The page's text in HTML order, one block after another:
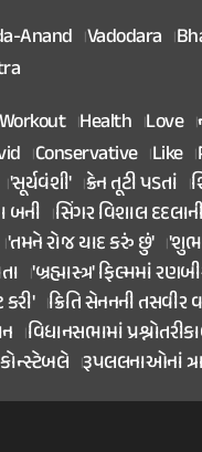
Anand Vadodara
Health Love
Conservative Like
'સૂર્યવંશી' ક્રેન તૂટી પડતાં
બની સિંગર વિશાલ દદલાની
'તમને રોજ યાદ કરું છું'
'બ્રહ્માસ્ત્ર' ફિલ્મમાં
ક્રિતિ સેનનની તસવીર
વિધાનસભામાં
કોન્સ્ટેબલે રૂપલલનાઓનાં